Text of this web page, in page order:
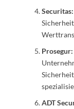
Securitas:
Prosegur:
ADT